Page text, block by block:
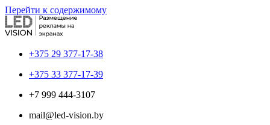
Перейти к содержимому
+375 29 377-17-38
+375 33 377-17-39
+7 999 444-3107
mail@led-vision.by